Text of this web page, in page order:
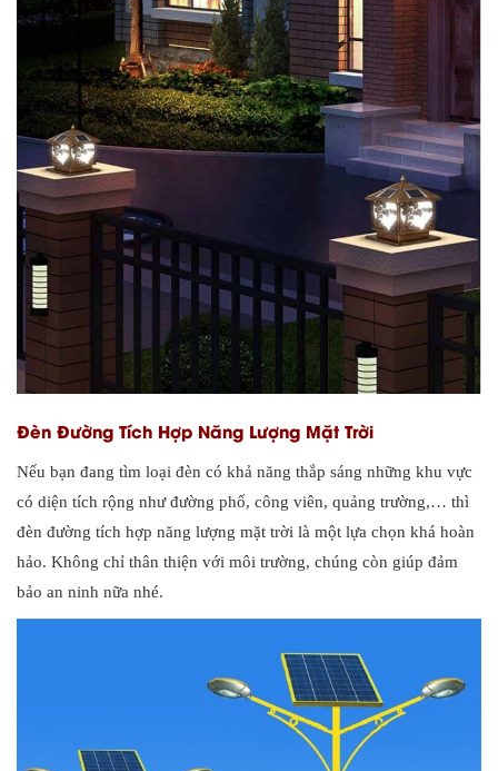
Đèn Đường Tích Hợp Năng Lượng Mặt Trời
Nếu bạn đang tìm loại đèn có khả năng thắp sáng những khu vực
có diện tích rộng như đường phố, công viên, quảng trường,… thì
đèn đường tích hợp năng lượng mặt trời là một lựa chọn khá hoàn
hảo. Không chỉ thân thiện với môi trường, chúng còn giúp đảm
bảo an ninh nữa nhé.